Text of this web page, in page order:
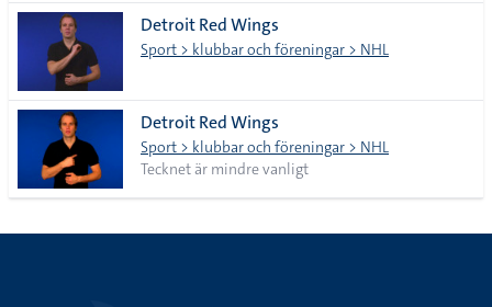
Detroit Red Wings
Sport > klubbar och föreningar > NHL
Detroit Red Wings
Sport > klubbar och föreningar > NHL
Tecknet är mindre vanligt